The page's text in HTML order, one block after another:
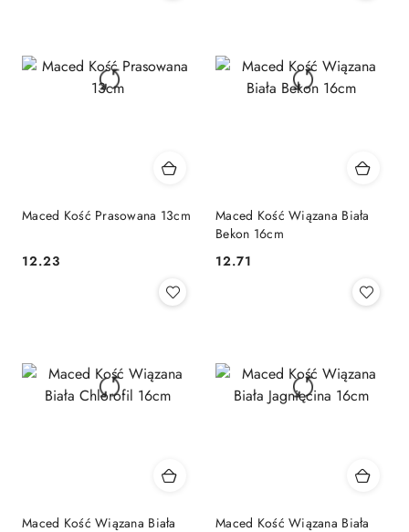
Maced Kość Prasowana 13cm
Cena:
12.23
Maced Kość Wiązana Biała
Bekon 16cm
Cena:
12.71
Maced Kość Wiązana Biała
Maced Kość Wiązana Biała